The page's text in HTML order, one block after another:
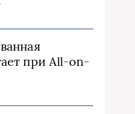
при All-on-